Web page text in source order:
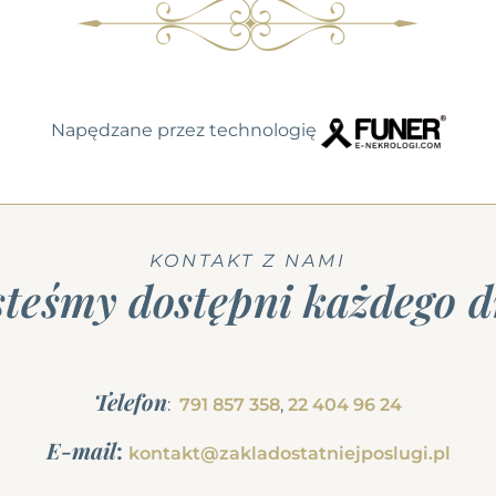
Napędzane przez technologię
KONTAKT Z NAMI
dostępni każdego
Telefon: 791 857 358, 22 404 96 24
E-mail: kontakt@zakladostatniejposlugi.pl